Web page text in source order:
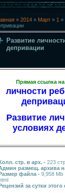
» 2014 » Март » 1 »
Развитие
депривации
Прямая ссылка
личности
Развитие
условиях
стр. в арх. - 223 стр
размещ. архива
файла - 9,958 Mb
за сутки